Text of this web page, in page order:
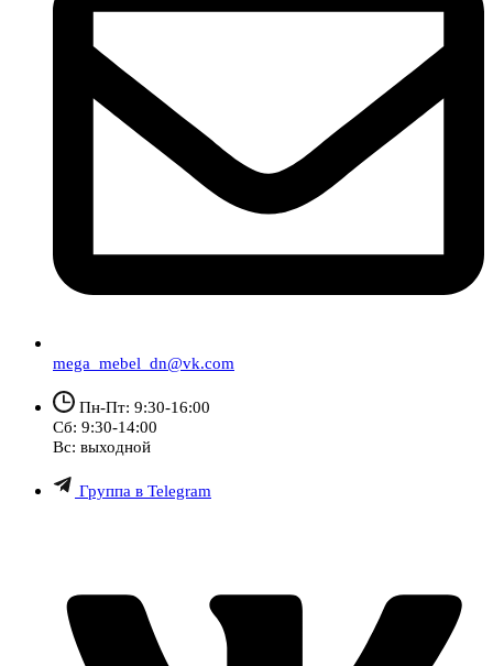
mega_mebel_dn@vk.com
Пн-Пт: 9:30-16:00
Сб: 9:30-14:00
Вс: выходной
Группа в Telegram